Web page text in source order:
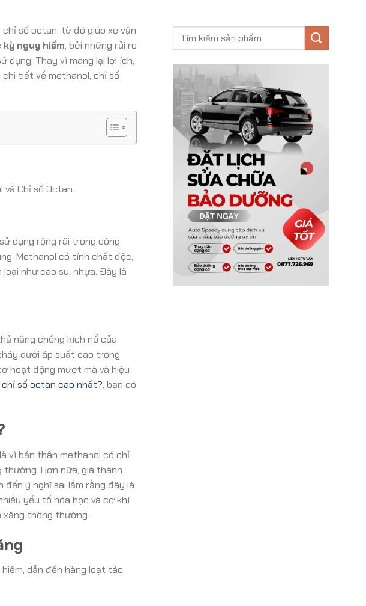
số octan, từ đó giúp xe vận
nguy hiểm, bởi những rủi ro
dụng. Thay vì mang lại lợi ích,
tiết về methanol, chỉ số
Chỉ số Octan.
dụng rộng rãi trong công
Methanol có tính chất độc,
như cao su, nhựa. Đây là
năng chống kích nổ của
dưới áp suất cao trong
hoạt động mượt mà và hiệu
chỉ số octan cao nhất?, bạn có
vì bản thân methanol có chỉ
Hơn nữa, giá thành
ý nghĩ sai lầm rằng đây là
yếu tố hóa học và cơ khí
xăng thông thường.
dẫn đến hàng loạt tác